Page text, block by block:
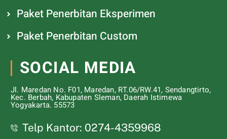
Paket Penerbitan Eksperimen
Paket Penerbitan Custom
SOCIAL MEDIA
Jl. Maredan No. F01, Maredan, RT.06/RW.41, Sendangtirto,
Kec. Berbah, Kabupaten Sleman, Daerah Istimewa
Yogyakarta. 55573
Telp Kantor: 0274-4359968